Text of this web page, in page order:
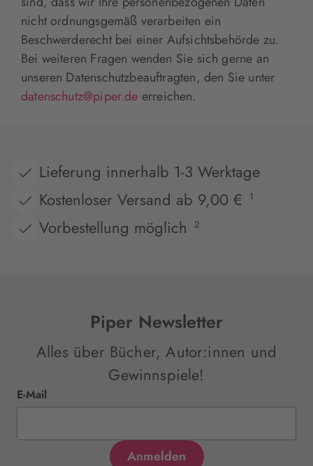
nicht ordnungsgemäß verarbeiten ein
Beschwerderecht bei einer Aufsichtsbehörde zu.
Bei weiteren Fragen wenden Sie sich gerne an
unseren Datenschutzbeauftragten, den Sie unter
datenschutz@piper.de erreichen.
Lieferung innerhalb 1-3 Werktage
Kostenloser Versand ab 9,00 €
1
Vorbestellung möglich 2
Piper Newsletter
Alles über Bücher, Autor:innen und
Gewinnspiele!
E-Mail